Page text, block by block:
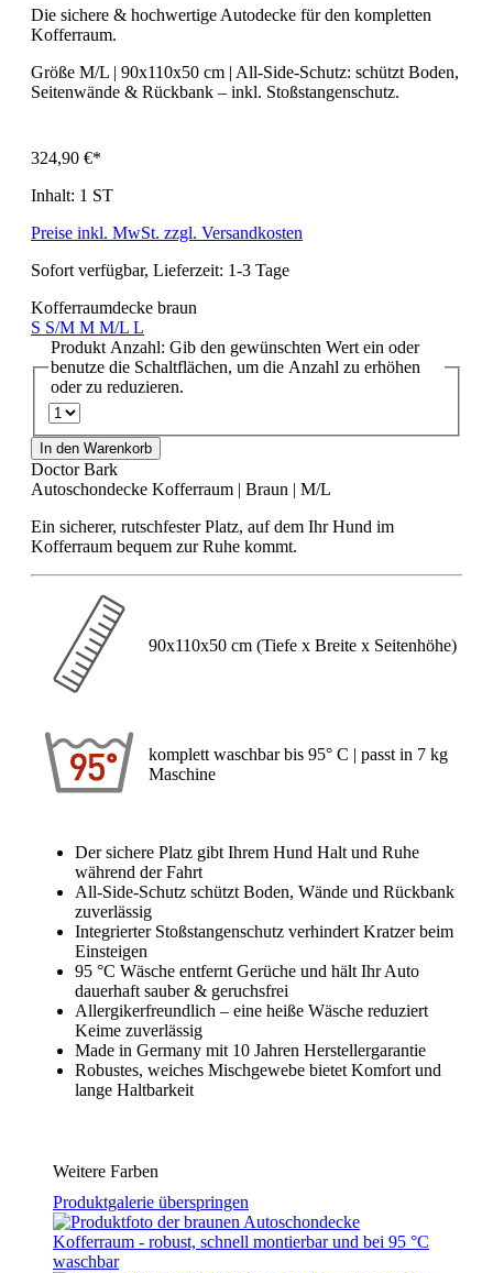
Die sichere & hochwertige Autodecke für den kompletten
Kofferraum.
Größe M/L | 90x110x50 cm | All-Side-Schutz: schützt Boden,
Seitenwände & Rückbank – inkl. Stoßstangenschutz.
324,90 €*
Inhalt: 1 ST
Preise inkl. MwSt. zzgl. Versandkosten
Sofort verfügbar, Lieferzeit: 1-3 Tage
Kofferraumdecke braun
S S/M M M/L L
Produkt Anzahl: Gib den gewünschten Wert ein oder
benutze die Schaltflächen, um die Anzahl zu erhöhen
oder zu reduzieren.
In den Warenkorb
Doctor Bark
Autoschondecke Kofferraum | Braun | M/L
Ein sicherer, rutschfester Platz, auf dem Ihr Hund im
Kofferraum bequem zur Ruhe kommt.
90x110x50 cm (Tiefe x Breite x Seitenhöhe)
komplett waschbar bis 95° C | passt in 7 kg
Maschine
Der sichere Platz gibt Ihrem Hund Halt und Ruhe
während der Fahrt
All-Side-Schutz schützt Boden, Wände und Rückbank
zuverlässig
Integrierter Stoßstangenschutz verhindert Kratzer beim
Einsteigen
95 °C Wäsche entfernt Gerüche und hält Ihr Auto
dauerhaft sauber & geruchsfrei
Allergikerfreundlich – eine heiße Wäsche reduziert
Keime zuverlässig
Made in Germany mit 10 Jahren Herstellergarantie
Robustes, weiches Mischgewebe bietet Komfort und
lange Haltbarkeit
Weitere Farben
Produktgalerie überspringen